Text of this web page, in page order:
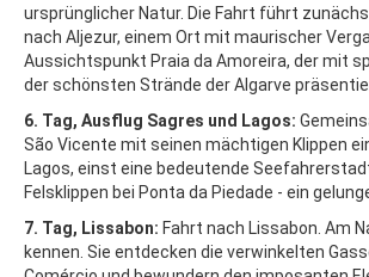
ursprünglicher Natur. Die Fahrt führt
nach Aljezur, einem Ort mit maurischer
Aussichtspunkt Praia da Amoreira, der mit
der schönsten Strände der Algarve
6. Tag, Ausflug Sagres und Lagos:
São Vicente mit seinen mächtigen Klippen
Lagos, einst eine bedeutende
Felsklippen bei Ponta da Piedade - ein
7. Tag, Lissabon: Fahrt nach Lissabon. Am
kennen. Sie entdecken die verwinkelten